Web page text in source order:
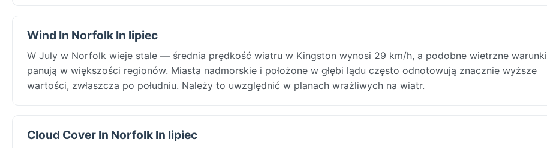
Wind In Norfolk In lipiec
W July w Norfolk wieje stale — średnia prędkość wiatru w Kingston wynosi 29 km/h, a podobne wietrzne warunki
panują w większości regionów. Miasta nadmorskie i położone w głębi lądu często odnotowują znacznie wyższe
wartości, zwłaszcza po południu. Należy to uwzględnić w planach wrażliwych na wiatr.
Cloud Cover In Norfolk In lipiec